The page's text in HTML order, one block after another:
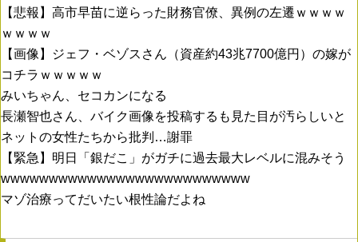
【悲報】高市早苗に逆らった財務官僚、異例の左遷ｗｗｗｗ
ｗｗｗｗ
【画像】ジェフ・ベゾスさん（資産約43兆7700億円）の嫁が
コチラｗｗｗｗｗ
みいちゃん、セコカンになる
長瀬智也さん、バイク画像を投稿するも見た目が汚らしいと
ネットの女性たちから批判…謝罪
【緊急】明日「銀だこ」がガチに過去最大レベルに混みそう
wwwwwwwwwwwwwwwwwwwwwwwwww
マゾ治療ってだいたい根性論だよね